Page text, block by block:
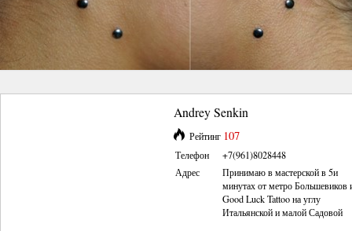
Andrey Senkin
Рейтинг 107
Телефон
+7(961)8028448
Адрес
Принимаю в мастерской в 5и
минутах от метро Большевиков
Good Luck Tattoo на углу
Итальянской и малой Садовой